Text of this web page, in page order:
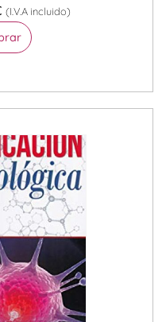
(I.V.A incluido)